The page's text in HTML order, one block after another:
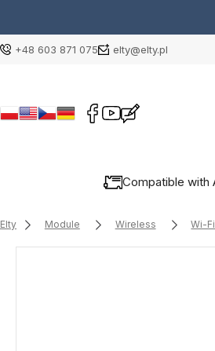
+48 603 871 075 elty@elty.pl
Compatible with
Elty Module Wireless Wi-Fi